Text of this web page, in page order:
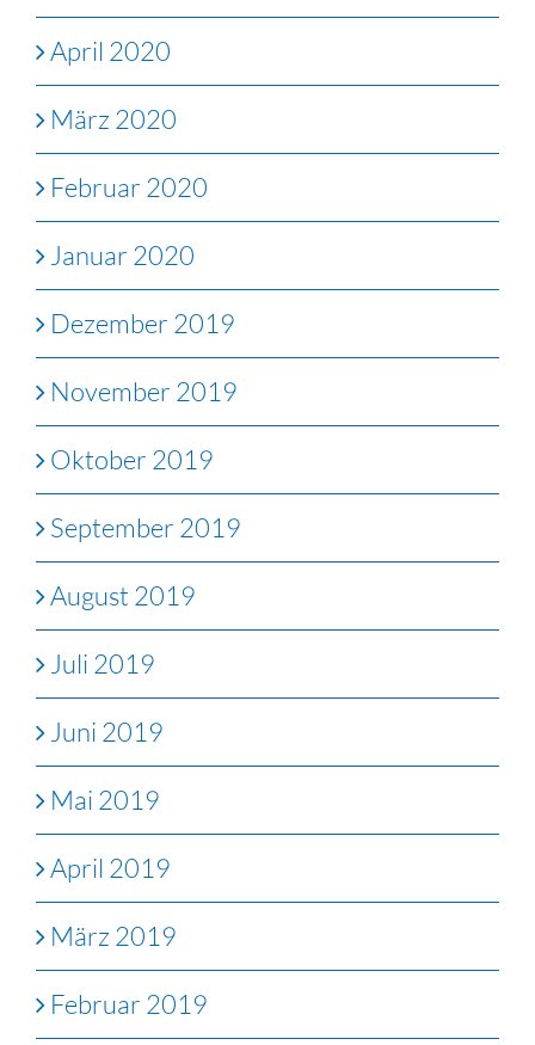
April 2020
März 2020
Februar 2020
Januar 2020
Dezember 2019
November 2019
Oktober 2019
September 2019
August 2019
Juli 2019
Juni 2019
Mai 2019
April 2019
März 2019
Februar 2019